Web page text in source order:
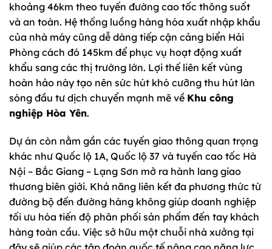
khoảng 46km theo tuyến đường cao tốc thông suốt
và an toàn. Hệ thống luồng hàng hóa xuất nhập khẩu
của nhà máy cũng dễ dàng tiếp cận cảng biển Hải
Phòng cách đó 145km để phục vụ hoạt động xuất
khẩu sang các thị trường lớn. Lợi thế liên kết vùng
hoàn hảo này tạo nên sức hút khó cưỡng thu hút làn
sóng đầu tư dịch chuyển mạnh mẽ về Khu công
nghiệp Hòa Yên.
Dự án còn nằm gần các tuyến giao thông quan trọng
khác như Quốc lộ 1A, Quốc lộ 37 và tuyến cao tốc Hà
Nội – Bắc Giang – Lạng Sơn mở ra hành lang giao
thương biên giới. Khả năng liên kết đa phương thức từ
đường bộ đến đường hàng không giúp doanh nghiệp
tối ưu hóa tiến độ phân phối sản phẩm đến tay khách
hàng toàn cầu. Việc sở hữu một chuỗi nhà xưởng tại